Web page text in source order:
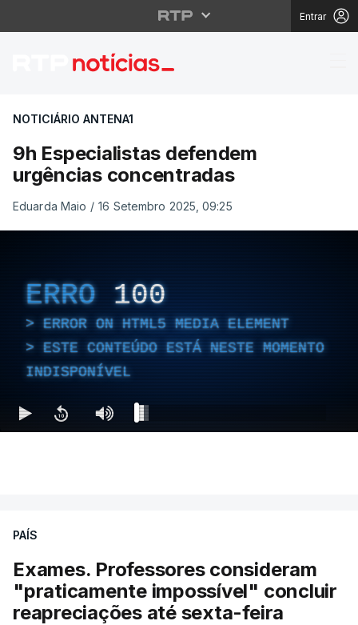
Entrar
9h Especialistas
NOTICIÁRIO ANTENA1
9h Especialistas defendem
urgências concentradas
Eduarda Maio / 16 Setembro 2025, 09:25
ERRO 100
ERROR ON HTML5 MEDIA ELEMENT
ESTE CONTEÚDO ESTÁ NESTE MOMENTO
INDISPONÍVEL
PAÍS
Exames. Professores consideram
"praticamente impossível" concluir
reapreciações até sexta-feira